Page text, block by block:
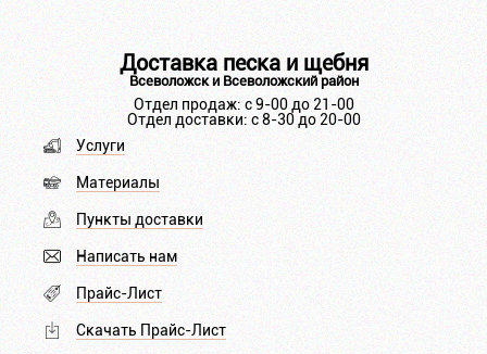
Доставка песка и щебня
Всеволожск и Всеволожский район
Отдел продаж: с 9-00 до 21-00
Отдел доставки: с 8-30 до 20-00
Услуги
Материалы
Пункты доставки
Написать нам
Прайс-Лист
Скачать Прайс-Лист